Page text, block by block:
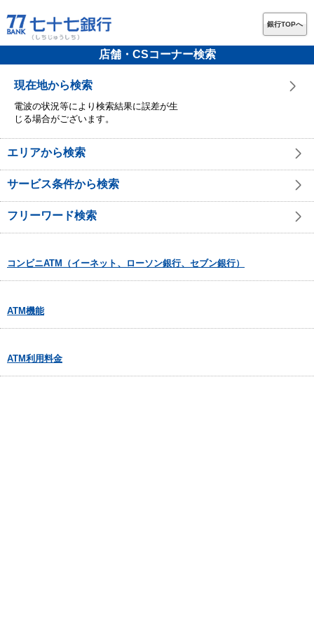
銀行TOPへ
店舗・CSコーナー検索
現在地から検索
電波の状況等により検索結果に誤差が生
じる場合がございます。
エリアから検索
サービス条件から検索
フリーワード検索
コンビニATM（イーネット、ローソン銀行、セブン銀行）
ATM機能
ATM利用料金